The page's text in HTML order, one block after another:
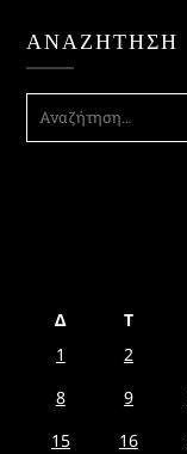
ΑΝΑΖΉΤΗΣΗ
ΑΝΑΖΉΤΗΣΗ
ΓΙΑ:
Δ Τ
1
2
8
9
15
16